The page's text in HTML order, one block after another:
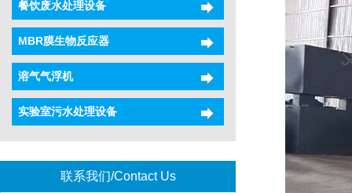
餐饮废水处理设备
MBR膜生物反应器
溶气气浮机
实验室污水处理设备
联系我们/Contact Us